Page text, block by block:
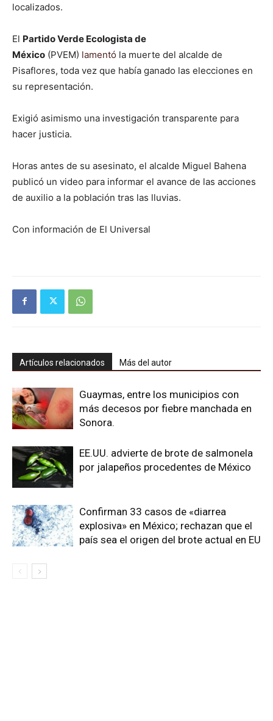
localizados.
El Partido Verde Ecologista de
México (PVEM) lamentó la muerte del alcalde de
Pisaflores, toda vez que había ganado las elecciones en
su representación.
Exigió asimismo una investigación transparente para
hacer justicia.
Horas antes de su asesinato, el alcalde Miguel Bahena
publicó un video para informar el avance de las acciones
de auxilio a la población tras las lluvias.
Con información de El Universal
Artículos relacionados Más del autor
Guaymas, entre los municipios con
más decesos por fiebre manchada en
Sonora.
EE.UU. advierte de brote de salmonela
por jalapeños procedentes de México
Confirman 33 casos de «diarrea
explosiva» en México; rechazan que el
país sea el origen del brote actual en EU